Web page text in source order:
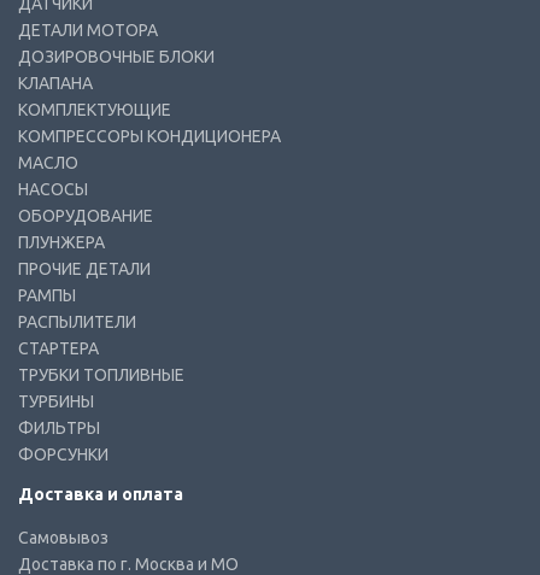
ДЕТАЛИ МОТОРА
ДОЗИРОВОЧНЫЕ БЛОКИ
КЛАПАНА
КОМПЛЕКТУЮЩИЕ
КОМПРЕССОРЫ КОНДИЦИОНЕРА
МАСЛО
НАСОСЫ
ОБОРУДОВАНИЕ
ПЛУНЖЕРА
ПРОЧИЕ ДЕТАЛИ
РАМПЫ
РАСПЫЛИТЕЛИ
СТАРТЕРА
ТРУБКИ ТОПЛИВНЫЕ
ТУРБИНЫ
ФИЛЬТРЫ
ФОРСУНКИ
Доставка и оплата
Самовывоз
Доставка по г. Москва и МО